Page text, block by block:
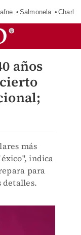
Salmonela
años
más
indica
para
detalles.